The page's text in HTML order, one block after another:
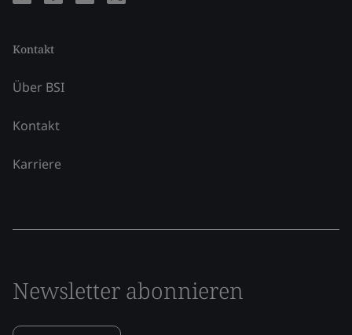
Kontakt
Über BSI
Kontakt
Karriere
Newsletter abonnieren